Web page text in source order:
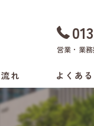
営業・業
れ よくあ